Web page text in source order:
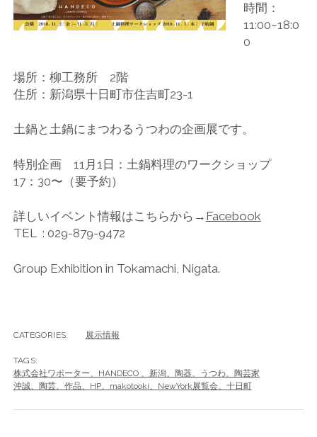
時間：
11:00~18:0
0
場所：柳工務所 2階
住所：新潟県十日町市住吉町23-1
土鍋と土鍋にまつわるうつわの企画展です。
特別企画 11月1日：土鍋料理のワークショップ
17：30〜（要予約）
詳しいイベント情報はこちらから→ Facebook
TEL : 029-879-9472
Group Exhibition in Tokamachi, Nigata.
CATEGORIES: 展示情報
TAGS:
株式会社ワポーター、HANDECO 、新潟、陶器、うつわ、陶芸家
沖誠、陶芸、作品、HP、makotooki、NewYork展覧会、十日町